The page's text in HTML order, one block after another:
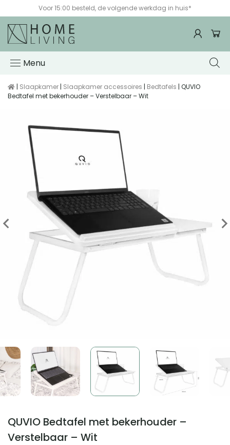
Voor 15:00 besteld, de volgende werkdag in huis*
Menu
| Slaapkamer | Slaapkamer accessoires | Bedtafels | QUVIO
Bedtafel met bekerhouder – Verstelbaar – Wit
QUVIO Bedtafel met bekerhouder –
Verstelbaar – Wit